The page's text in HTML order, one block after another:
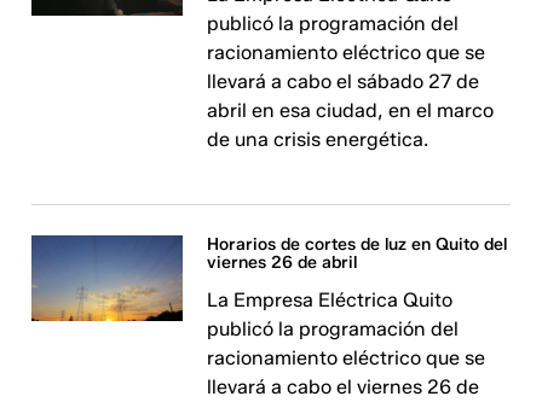
publicó la programación del
racionamiento eléctrico que se
llevará a cabo el sábado 27 de
abril en esa ciudad, en el marco
de una crisis energética.
Horarios de cortes de luz en Quito del
viernes 26 de abril
La Empresa Eléctrica Quito
publicó la programación del
racionamiento eléctrico que se
llevará a cabo el viernes 26 de